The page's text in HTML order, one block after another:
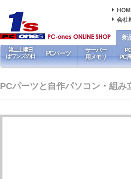
会社
新
第二土曜日
はワンズの日
PCパーツ
サーバー
用メモリ
PC
PCパーツと自作パソコン・組